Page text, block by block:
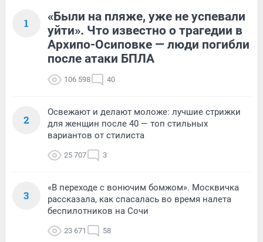
1
«Были на пляже, уже не успевали
уйти». Что известно о трагедии в
Архипо-Осиповке — люди погибли
после атаки БПЛА
106 598 40
2
Освежают и делают моложе: лучшие стрижки
для женщин после 40 — топ стильных
вариантов от стилиста
25 707 3
3
«В переходе с вонючим бомжом». Москвичка
рассказала, как спасалась во время налета
беспилотников на Сочи
23 671 58